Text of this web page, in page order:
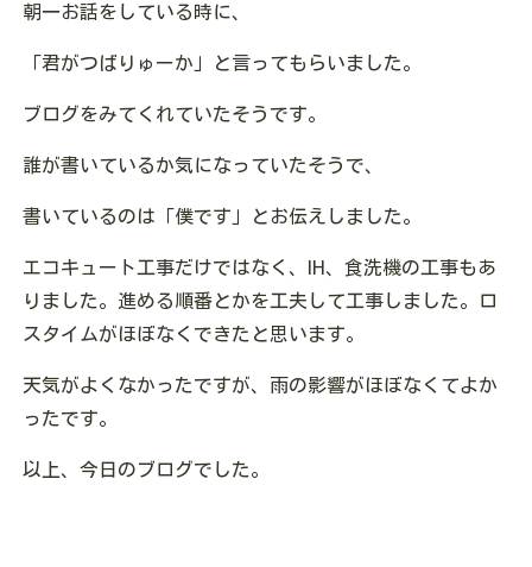
朝一お話をしている時に、
「君がつばりゅーか」と言ってもらいました。
ブログをみてくれていたそうです。
誰が書いているか気になっていたそうで、
書いているのは「僕です」とお伝えしました。
エコキュート工事だけではなく、IH、食洗機の工事もあ
りました。進める順番とかを工夫して工事しました。ロ
スタイムがほぼなくできたと思います。
天気がよくなかったですが、雨の影響がほぼなくてよか
ったです。
以上、今日のブログでした。